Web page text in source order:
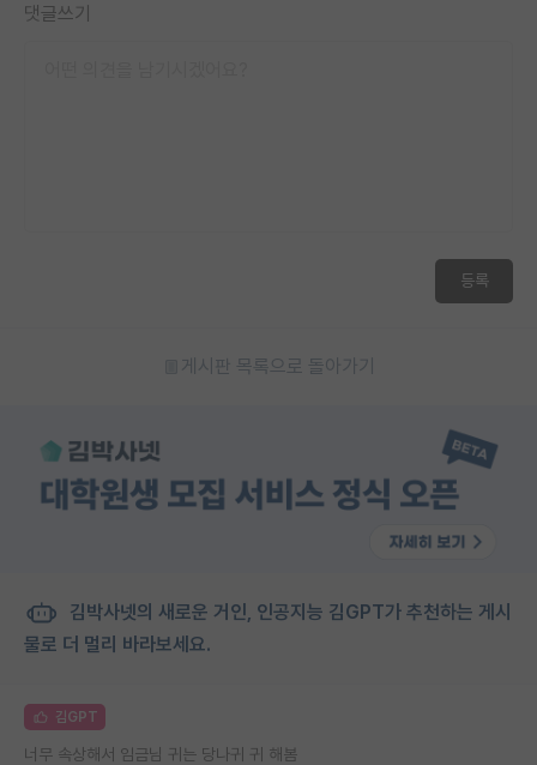
댓글쓰기
등록
게시판 목록으로 돌아가기
김박사넷의 새로운 거인, 인공지능 김GPT가 추천하는 게시
물로 더 멀리 바라보세요.
김GPT
너무 속상해서 임금님 귀는 당나귀 귀 해봄